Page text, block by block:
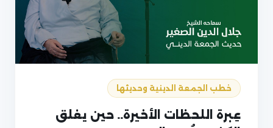
خطب الجمعة الدينية وحديثها
عِبرة اللحظات الأخيرة.. حين يغلق